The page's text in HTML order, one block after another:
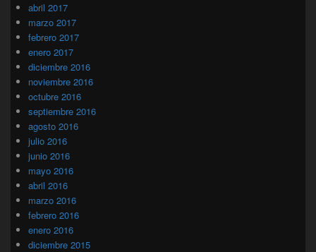
abril 2017
marzo 2017
febrero 2017
enero 2017
diciembre 2016
noviembre 2016
octubre 2016
septiembre 2016
agosto 2016
julio 2016
junio 2016
mayo 2016
abril 2016
marzo 2016
febrero 2016
enero 2016
diciembre 2015